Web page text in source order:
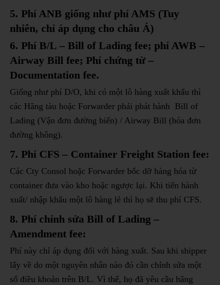
5. Phí ANB giống như phí AMS (Tuy
nhiên, chỉ áp dụng cho châu Á)
6. Phí B/L – Bill of Lading fee; phí AWB –
Airway Bill fee; Phí chứng từ –
Documentation fee.
Giống như phí D/O, khi có một lô hàng xuất khẩu thì
các Hãng tàu hoặc Forwarder phải phát hành Bill of
Lading (Vận đơn đường biển) / Airway Bill (hóa đơn
đường không).
7. Phí CFS – Container Freight Station fee:
Các Cty Consol hoặc Forwarder bốc dỡ hàng hóa từ
container đưa vào kho hoặc ngược lại. Khi tiến hành
xuất/ nhập khẩu một lô hàng lẻ thì họ sẽ thu phí CFS.
8. Phí chỉnh sửa Bill of Lading –
Amendment fee:
Phí này chỉ áp dụng đối với hàng xuất. Sau khi shipper
lấy về do một nguyên nhân nào đó cần chỉnh sửa một
số điều khoản trên B/L. Vì thế, họ đã yêu cầu hãng